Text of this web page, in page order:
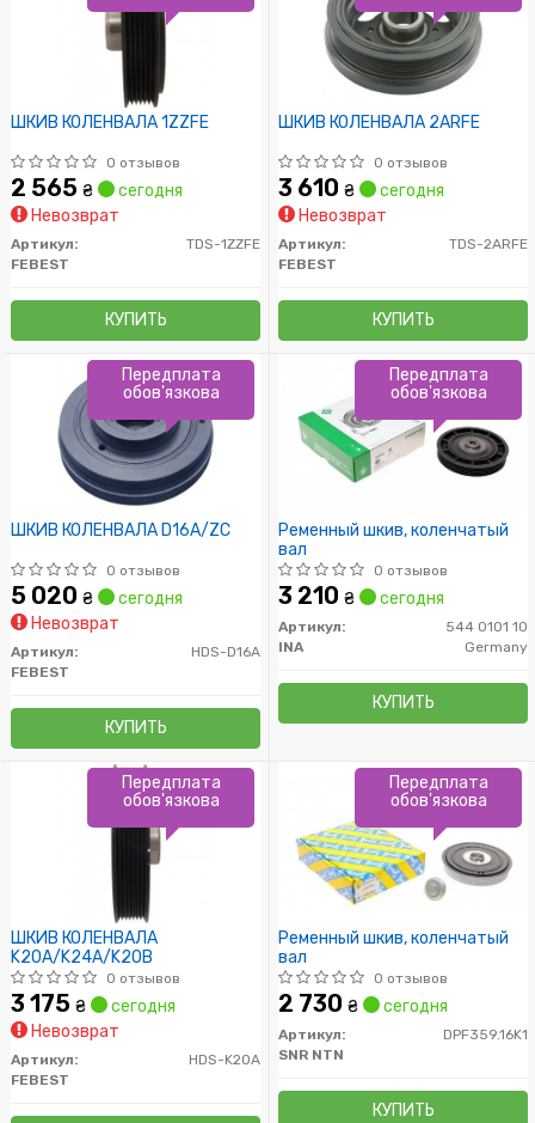
ШКИВ КОЛЕНВАЛА 1ZZFE
0 отзывов
2 565 ₴
сегодня
Невозврат
Артикул:
TDS-1ZZFE
FEBEST
КУПИТЬ
ШКИВ КОЛЕНВАЛА 2ARFE
0 отзывов
3 610 ₴
сегодня
Невозврат
Артикул:
TDS-2ARFE
FEBEST
КУПИТЬ
ШКИВ КОЛЕНВАЛА D16A/ZC
0 отзывов
5 020 ₴
сегодня
Невозврат
Артикул:
HDS-D16A
FEBEST
КУПИТЬ
Передплата
обов'язкова
Ременный шкив, коленчатый
вал
0 отзывов
3 210 ₴ сегодня
Артикул:
544 0101 10
INA
Germany
КУПИТЬ
Передплата
обов'язкова
ШКИВ КОЛЕНВАЛА
K20A/K24A/K20B
0 отзывов
3 175 ₴
сегодня
Невозврат
Артикул:
HDS-K20A
FEBEST
Передплата
обов'язкова
Ременный шкив, коленчатый
вал
0 отзывов
2 730 ₴ сегодня
Артикул:
DPF359.16K1
SNR NTN
КУПИТЬ
Передплата
обов'язкова